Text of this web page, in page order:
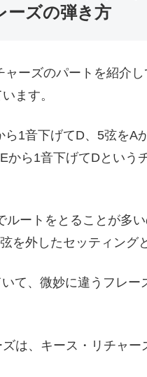
ーズの弾き方
ーズのパートを紹介
ます。
1音下げてD、5弦をA
から1音下げてDという
ートをとることが多
を外したセッティング
て、微妙に違うフレー
は、キース・リチャ